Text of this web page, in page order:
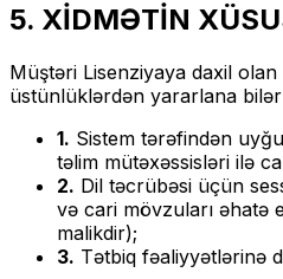
5. XİDMƏTİN
Müştəri Lisenziyaya daxil olan
üstünlüklərdən yararlana
1. Sistem tərəfindən
təlim mütəxəssisləri ilə
2. Dil təcrübəsi üçün
və cari mövzuları əhatə
malikdir);
3. Tətbiq fəaliyyətlərinə